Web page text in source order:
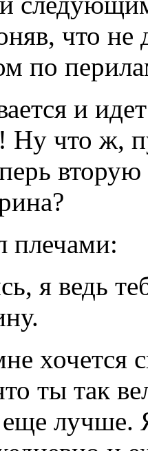
что не
по
и
Ну что ж,
плечами:
я ведь
хочется
ты так
еще